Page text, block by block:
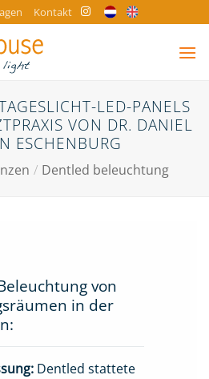
Kontakt
LED-PANELS
VON DR. DANIEL
ESCHENBURG
/ Dentled beleuchtung
von
in der
Dentled stattete